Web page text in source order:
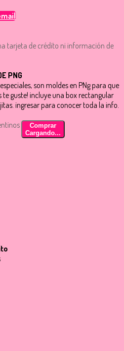
tarjeta de crédito ni información de
PNG
son moldes en PNg para que
guste! incluye una box rectangular
ingresar para conocer toda la info.
Comprar
Cargando...